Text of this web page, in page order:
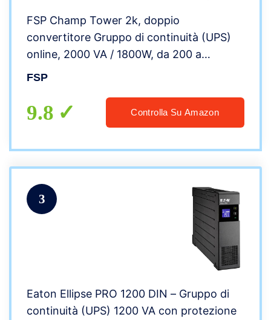
FSP Champ Tower 2k, doppio
convertitore Gruppo di continuità (UPS)
online, 2000 VA / 1800W, da 200 a
300VAC, con USB, RS-232 e slot
FSP
9.8 Controlla Su Amazon
3
Eaton Ellipse PRO 1200 DIN – Gruppo di
continuità (UPS) 1200 VA con protezione